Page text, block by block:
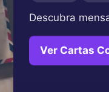
Descubra
Ver Cartas